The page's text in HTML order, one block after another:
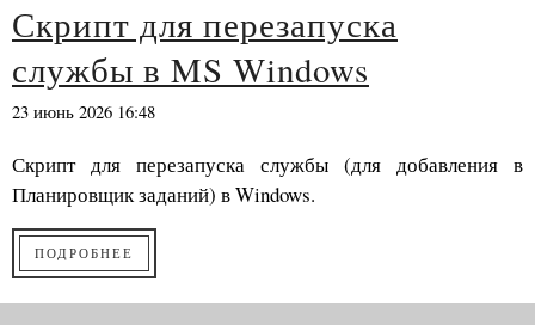
Скрипт для перезапуска
службы в MS Windows
23 июнь 2026 16:48
Скрипт для перезапуска службы (для добавления в
Планировщик заданий) в Windows.
ПОДРОБНЕЕ